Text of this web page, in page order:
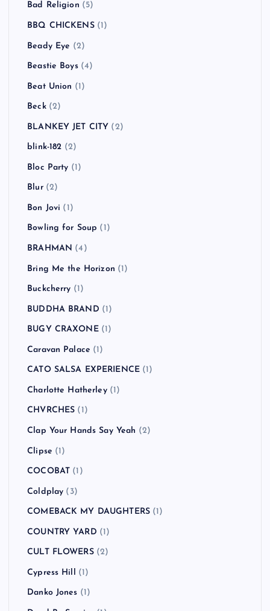
Bad Religion (5)
BBQ CHICKENS(1)
Beady Eye (2)
Beastie Boys(4)
Beat Union (1)
Beck(2)
BLANKEY JET CITY (2)
blink-182 (2)
Bloc Party (1)
Blur(2)
Bon Jovi (1)
Bowling for Soup (1)
BRAHMAN (4)
Bring Me the Horizon (1)
Buckcherry (1)
BUDDHA BRAND (1)
BUGY CRAXONE(1)
Caravan Palace (1)
CATO SALSA EXPERIENCE (1)
Charlotte Hatherley(1)
CHVRCHES (1)
Clap Your Hands Say Yeah (2)
Clipse (1)
COCOBAT (1)
Coldplay (3)
COMEBACK MY DAUGHTERS (1)
COUNTRY YARD (1)
CULT FLOWERS(2)
Cypress Hill (1)
Danko Jones (1)